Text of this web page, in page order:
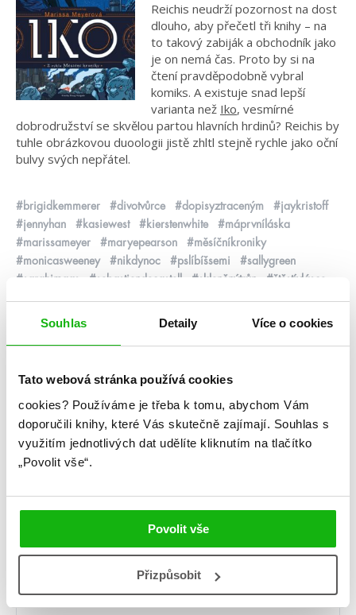
Souhlas Detaily Více o cookies
Tato webová stránka používá cookies
cookies? Používáme je třeba k tomu, abychom Vám
doporučili knihy, které Vás skutečně zajímají. Souhlas s
využitím jednotlivých dat udělíte kliknutím na tlačítko
„Povolit vše“.
Povolit vše
Přizpůsobit
Reichis neudrží pozornost na dost
dlouho, aby přečetl tři knihy – na
to takový zabiják a obchodník jako
je on nemá čas. Proto by si na
čtení pravděpodobně vybral
komiks. A existuje snad lepší
varianta než Iko, vesmírné
dobrodružství se skvělou partou hlavních hrdinů? Reichis by
tuhle obrázkovou duoologii jistě zhltl stejně rychle jako oční
bulvy svých nepřátel.
#brigidkemmerer #divotvůrce #dopisyztraceným
#jaykristoff
#jennyhan
#kasiewest #kierstenwhite
#máprvníláska
#marissameyer
#maryepearson
#měsíčníkroniky
#monicasweeney
#nikdynoc #pslíbíšsemi
#sallygreen
#sarahjmaas
#sebastiendecastell #skleněnýtrůn
#štěstívlásce
Napsat komentář
Komentář